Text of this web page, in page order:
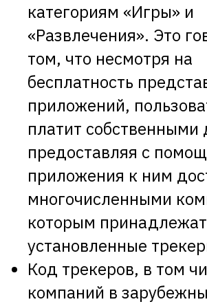
категориям «Игры» и
«Развлечения». Это
том, что несмотря на
бесплатность
приложений,
платит
предоставляя с
приложения к ним
многочисленными
которым принадлежат
установленные
Код трекеров, в том
компаний в